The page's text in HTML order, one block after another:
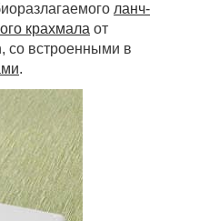
ланч-
крахмала от
со встроенными в
.